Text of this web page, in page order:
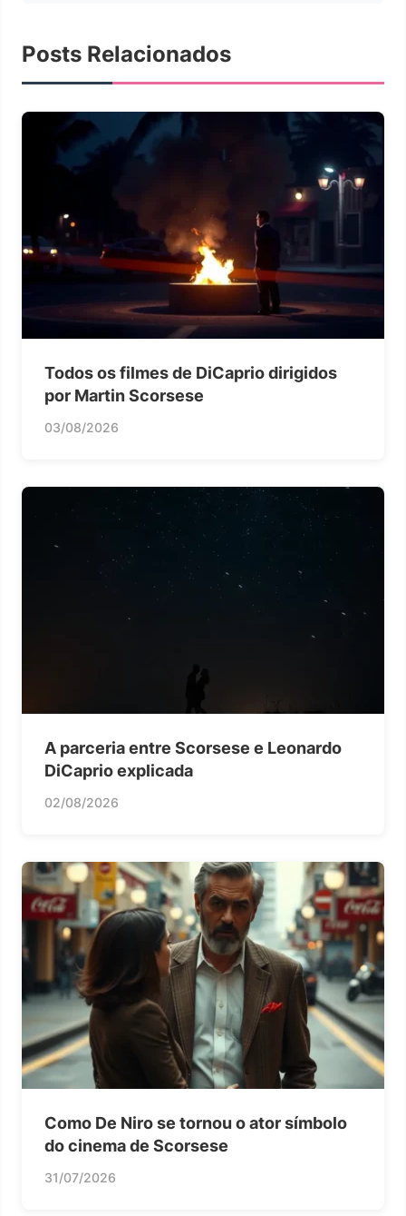
Posts Relacionados
Todos os filmes de DiCaprio dirigidos
por Martin Scorsese
03/08/2026
A parceria entre Scorsese e Leonardo
DiCaprio explicada
02/08/2026
Como De Niro se tornou o ator símbolo
do cinema de Scorsese
31/07/2026